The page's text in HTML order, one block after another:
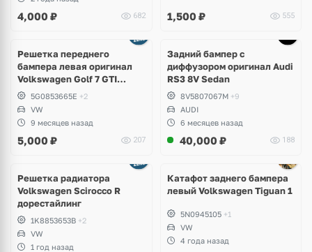
4,000 ₽ 682 1,500 ₽ 555
Решетка переднего
бампера левая оригинал
Volkswagen Golf 7 GTI
дорест
5G0853665E +2
VW
9 месяцев назад
5,000 ₽ 207
Задний бампер с
диффузором оригинал Audi
RS3 8V Sedan
8V5807067M +9
AUDI
6 месяцев назад
40,000 ₽ 188
Решетка радиатора
Volkswagen Scirocco R
дорестайлинг
1K8853653B +2
VW
1 год назад
Катафот заднего бампера
левый Volkswagen Tiguan 1
5N0945105 +1
VW
4 года назад